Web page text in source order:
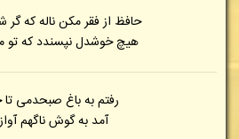
حافظ از فقر مکن ناله که
هیچ خوشدل نپسندد که تو
رفتم به باغ صبحدمی
آمد به گوش ناگهم